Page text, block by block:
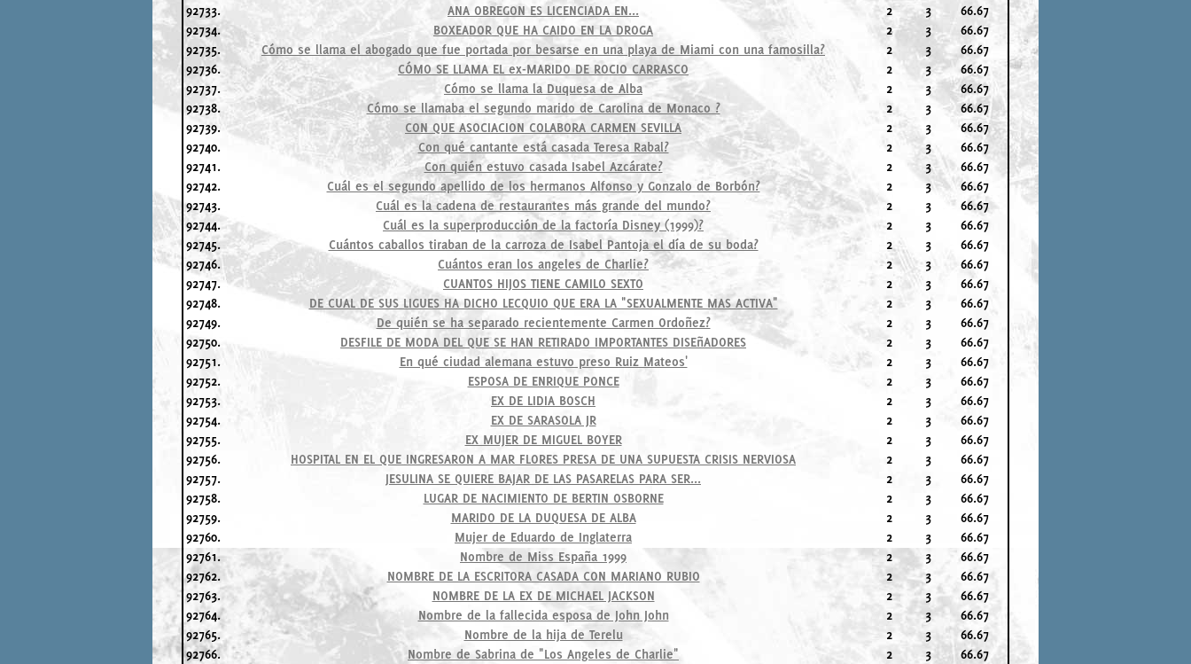
92733.
ANA OBREGON ES LICENCIADA EN... 2 3
66.67
92734.
BOXEADOR QUE HA CAIDO EN LA DROGA 2 3
66.67
92735.
Cómo se llama el abogado que fue portada por besarse en una playa de Miami con una famosilla? 2 3
66.67
92736.
CÓMO SE LLAMA EL ex-MARIDO DE ROCIO CARRASCO 2 3
66.67
92737.
Cómo se llama la Duquesa de Alba 2 3
66.67
92738.
Cómo se llamaba el segundo marido de Carolina de Monaco ? 2 3
66.67
92739.
CON QUE ASOCIACION COLABORA CARMEN SEVILLA 2 3
66.67
92740.
Con qué cantante está casada Teresa Rabal? 2 3
66.67
92741.
Con quién estuvo casada Isabel Azcárate? 2 3
66.67
92742.
Cuál es el segundo apellido de los hermanos Alfonso y Gonzalo de Borbón? 2 3
66.67
92743.
Cuál es la cadena de restaurantes más grande del mundo? 2 3
66.67
92744.
Cuál es la superproducción de la factoría Disney (1999)? 2 3
66.67
92745.
Cuántos caballos tiraban de la carroza de Isabel Pantoja el día de su boda? 2 3
66.67
92746.
Cuántos eran los angeles de Charlie? 2 3
66.67
92747.
CUANTOS HIJOS TIENE CAMILO SEXTO 2 3
66.67
92748.
DE CUAL DE SUS LIGUES HA DICHO LECQUIO QUE ERA LA "SEXUALMENTE MAS ACTIVA" 2 3
66.67
92749.
De quién se ha separado recientemente Carmen Ordoñez? 2 3
66.67
92750.
DESFILE DE MODA DEL QUE SE HAN RETIRADO IMPORTANTES DISEñADORES 2 3
66.67
92751.
En qué ciudad alemana estuvo preso Ruiz Mateos' 2 3
66.67
92752.
ESPOSA DE ENRIQUE PONCE 2 3
66.67
92753.
EX DE LIDIA BOSCH 2 3
66.67
92754.
EX DE SARASOLA JR 2 3
66.67
92755.
EX MUJER DE MIGUEL BOYER 2 3
66.67
92756.
HOSPITAL EN EL QUE INGRESARON A MAR FLORES PRESA DE UNA SUPUESTA CRISIS NERVIOSA 2 3
66.67
92757.
JESULINA SE QUIERE BAJAR DE LAS PASARELAS PARA SER... 2 3
66.67
92758.
LUGAR DE NACIMIENTO DE BERTIN OSBORNE 2 3
66.67
92759.
MARIDO DE LA DUQUESA DE ALBA 2 3
66.67
92760.
Mujer de Eduardo de Inglaterra 2 3
66.67
92761.
Nombre de Miss España 1999 2 3
66.67
92762.
NOMBRE DE LA ESCRITORA CASADA CON MARIANO RUBIO 2 3
66.67
92763.
NOMBRE DE LA EX DE MICHAEL JACKSON 2 3
66.67
92764.
Nombre de la fallecida esposa de John John 2 3
66.67
92765.
Nombre de la hija de Terelu 2 3
66.67
92766.
Nombre de Sabrina de "Los Angeles de Charlie" 2 3
66.67